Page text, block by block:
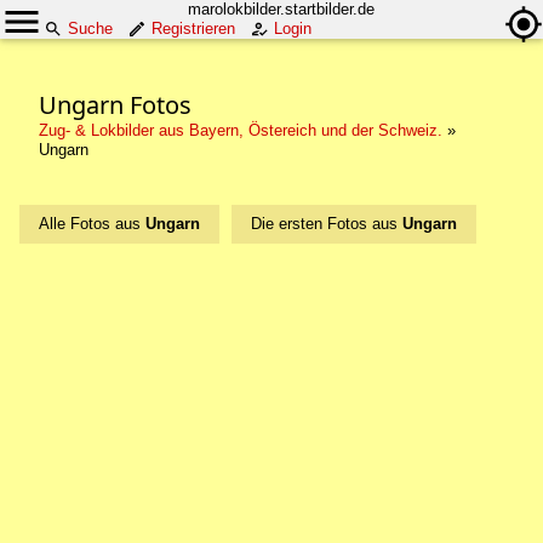
marolokbilder.startbilder.de
Suche
Registrieren Login
Ungarn Fotos
Zug- & Lokbilder aus Bayern, Östereich und der Schweiz. »
Ungarn
Alle Fotos aus Ungarn Die ersten Fotos aus Ungarn